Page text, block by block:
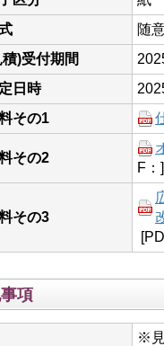
随
積)受付期間
日時
その1
その2
F：]
その3
項
※見